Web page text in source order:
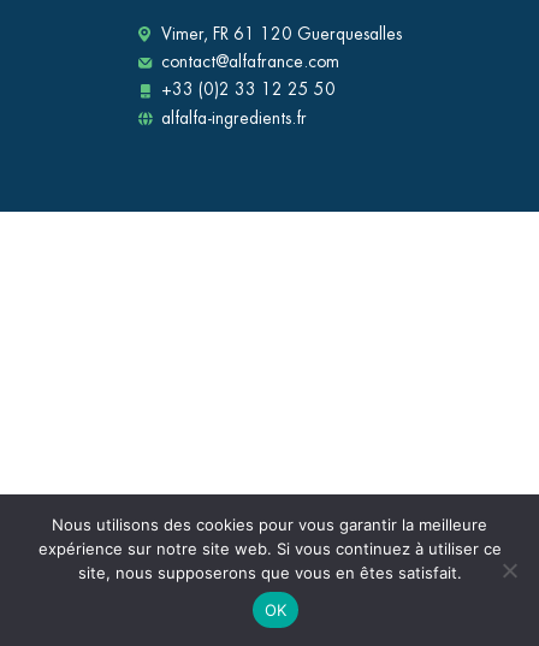
Vimer, FR 61 120 Guerquesalles
contact@alfafrance.com
+33 (0)2 33 12 25 50
alfalfa-ingredients.fr
Nous utilisons des cookies pour vous garantir la meilleure
expérience sur notre site web. Si vous continuez à utiliser ce
site, nous supposerons que vous en êtes satisfait.
OK